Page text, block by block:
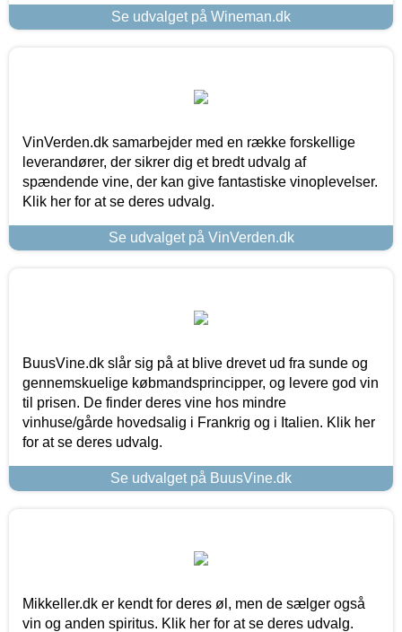
Se udvalget på Wineman.dk
VinVerden.dk samarbejder med en række forskellige
leverandører, der sikrer dig et bredt udvalg af
spændende vine, der kan give fantastiske vinoplevelser.
Klik her for at se deres udvalg.
Se udvalget på VinVerden.dk
BuusVine.dk slår sig på at blive drevet ud fra sunde og
gennemskuelige købmandsprincipper, og levere god vin
til prisen. De finder deres vine hos mindre
vinhuse/gårde hovedsalig i Frankrig og i Italien. Klik her
for at se deres udvalg.
Se udvalget på BuusVine.dk
Mikkeller.dk er kendt for deres øl, men de sælger også
vin og anden spiritus. Klik her for at se deres udvalg.